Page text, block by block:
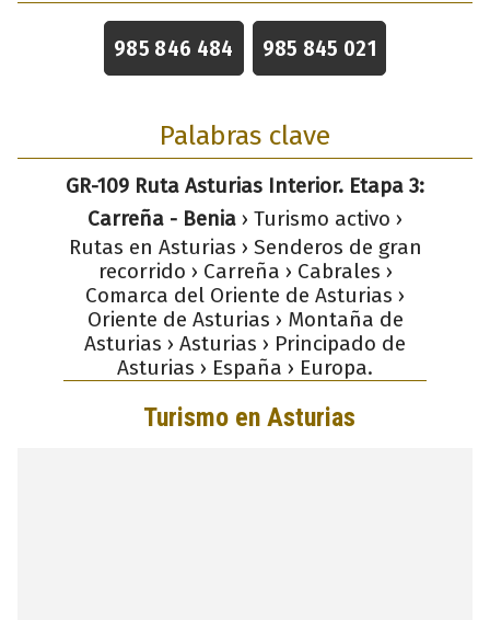
985 846 484 985 845 021
Palabras clave
GR-109 Ruta Asturias Interior. Etapa 3:
Carreña - Benia › Turismo activo ›
Rutas en Asturias › Senderos de gran
recorrido › Carreña › Cabrales ›
Comarca del Oriente de Asturias ›
Oriente de Asturias › Montaña de
Asturias › Asturias › Principado de
Asturias › España › Europa.